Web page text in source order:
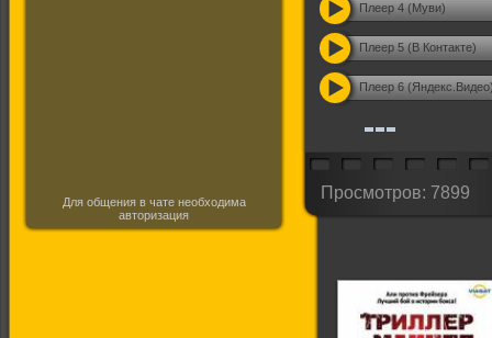
Для общения в чате необходима
авторизация
Плеер 4 (Муви)
Плеер 5 (В Контакте)
Плеер 6
Просмотров: 7899